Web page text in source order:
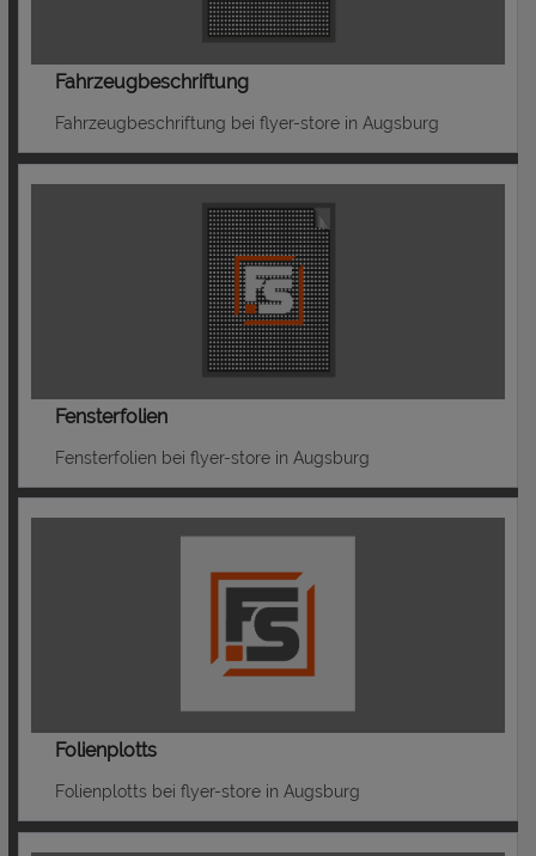
Fahrzeugbeschriftung
Fahrzeugbeschriftung bei flyer-store in Augsburg
Fensterfolien
Fensterfolien bei flyer-store in Augsburg
Folienplotts
Folienplotts bei flyer-store in Augsburg